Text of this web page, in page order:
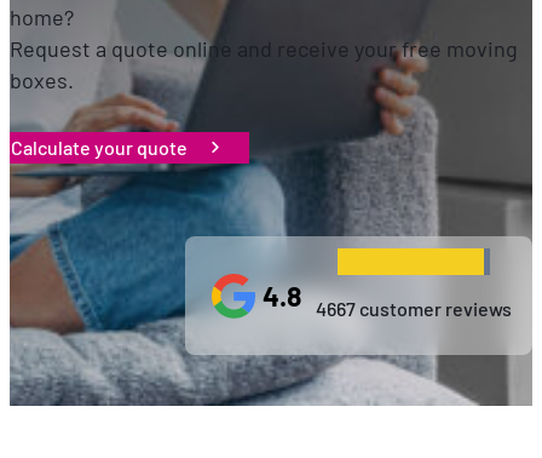
home?
Request a quote online and receive your free moving
boxes.
Calculate your quote
4.8 4667 customer reviews